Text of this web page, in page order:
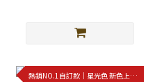
熱銷NO.1自訂款｜星光色 新色上架!!